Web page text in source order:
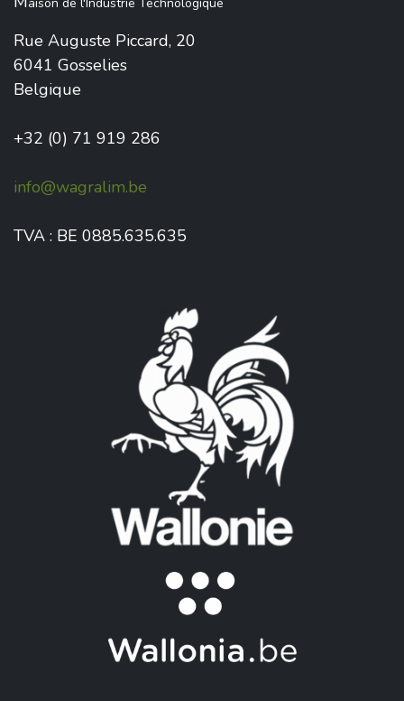
Rue Auguste Piccard, 20
6041 Gosselies
Belgique
+32 (0) 71 919 286
info@wagralim.be
TVA : BE 0885.635.635